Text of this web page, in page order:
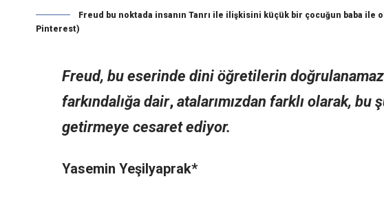
Freud bu noktada insanın Tanrı ile ilişkisini küçük bir çocuğun baba
Pinterest)
Freud, bu eserinde dini öğretilerin
farkındalığa dair, atalarımızdan farklı olarak, bu
getirmeye cesaret ediyor.
Yasemin Yeşilyaprak*